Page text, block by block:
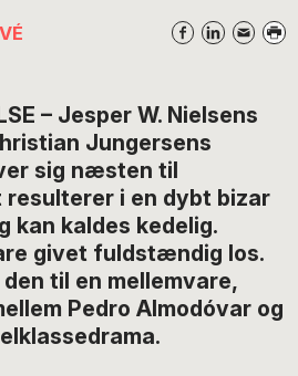
– Jesper W. Nielsens
Jungersens
sig næsten til
resulterer i en dybt bizar
kan kaldes kedelig.
givet fuldstændig los.
til en mellemvare,
Pedro Almodóvar og